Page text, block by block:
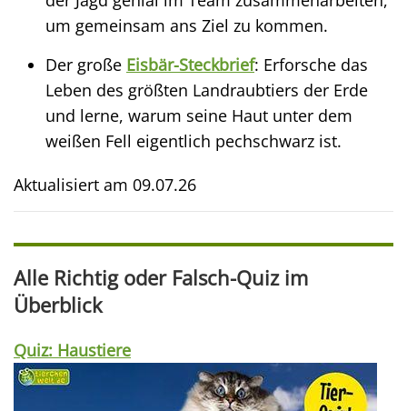
um gemeinsam ans Ziel zu kommen.
Der große Eisbär-Steckbrief: Erforsche das
Leben des größten Landraubtiers der Erde
und lerne, warum seine Haut unter dem
weißen Fell eigentlich pechschwarz ist.
Aktualisiert am 09.07.26
Alle Richtig oder Falsch-Quiz im
Überblick
Quiz: Haustiere